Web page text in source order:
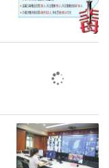
班学员在中
培训。杨志